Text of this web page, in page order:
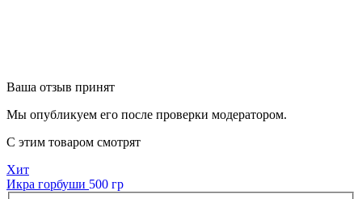
Ваша отзыв принят
Мы опубликуем его после проверки модератором.
С этим товаром смотрят
Хит
Икра горбуши 500 гр